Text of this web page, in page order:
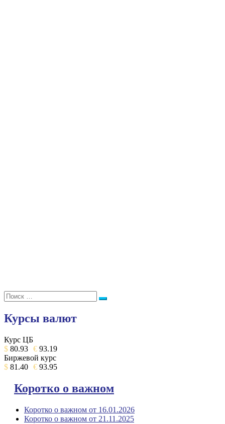
Поиск:
Поиск
Курсы валют
Курс ЦБ
$ 80.93 € 93.19
Биржевой курс
$ 81.40 € 93.95
Коротко о важном
Коротко о важном от 16.01.2026
Коротко о важном от 21.11.2025